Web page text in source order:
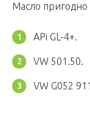
Масло
APi GL-4+.
VW 501.50.
VW G052